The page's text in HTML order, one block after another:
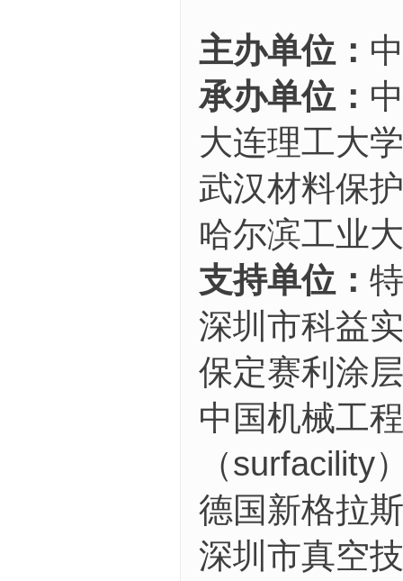
主办单位：
承办单位：
大连理工大学
武汉材料保
哈尔滨工业
支持单位：
深圳市科益
保定赛利涂
中国机械工
（surfacility
德国新格拉
深圳市真空